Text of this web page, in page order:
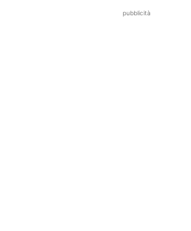
pubblicità